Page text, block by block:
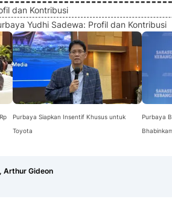
dan Kontribusi
Yudhi Sadewa: Profil dan Kontribusi
Purbaya Siapkan Insentif Khusus untuk
Toyota
Purbaya
Arthur Gideon